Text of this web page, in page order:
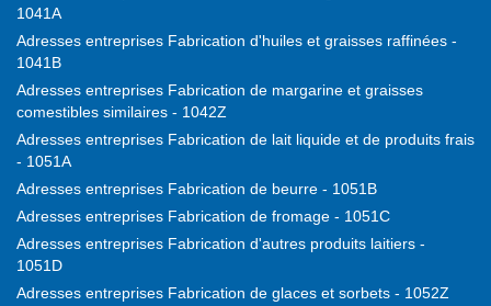
1041A
Adresses entreprises Fabrication d'huiles et graisses raffinées -
1041B
Adresses entreprises Fabrication de margarine et graisses
comestibles similaires - 1042Z
Adresses entreprises Fabrication de lait liquide et de produits frais
- 1051A
Adresses entreprises Fabrication de beurre - 1051B
Adresses entreprises Fabrication de fromage - 1051C
Adresses entreprises Fabrication d'autres produits laitiers -
1051D
Adresses entreprises Fabrication de glaces et sorbets - 1052Z